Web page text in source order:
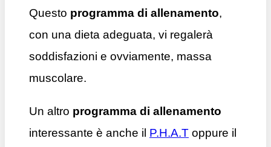
Questo programma di allenamento,
con una dieta adeguata, vi regalerà
soddisfazioni e ovviamente, massa
muscolare.
Un altro programma di allenamento
interessante è anche il P.H.A.T oppure il